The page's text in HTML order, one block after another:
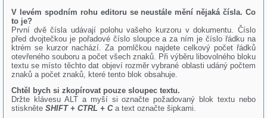
V levém spodním rohu editoru se neustále mění nějaká čísla. Co
to je?
První dvě čísla udávají polohu vašeho kurzoru v dokumentu. Číslo
před dvojtečkou je pořadové číslo sloupce a za ním je číslo řádku na
ktrém se kurzor nachází. Za pomlčkou najdete celkový počet řádků
otevřeného souboru a počet všech znaků. Při výběru libovolného bloku
textu se místo těchto dat objeví rozměr vybrané oblasti udáný počtem
znaků a počet znaků, které tento blok obsahuje.
Chtěl bych si zkopírovat pouze sloupec textu.
Držte klávesu ALT a myší si označte požadovaný blok textu nebo
stiskněte SHIFT + CTRL + Ca text označte šipkami.